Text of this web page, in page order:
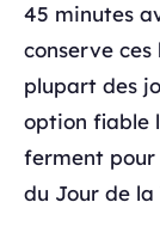
45 minutes
conserve
plupart des
option fiable
ferment pour
du Jour de la